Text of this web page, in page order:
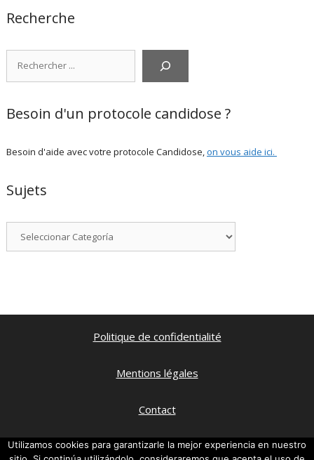
Recherche
Besoin d'un protocole candidose ?
Besoin d'aide avec votre protocole Candidose,on vous aide ici.
Sujets
Politique de confidentialité
Mentions légales
Contact
Qui suis je ?
Utilizamos cookies para garantizarle la mejor experiencia en nuestro